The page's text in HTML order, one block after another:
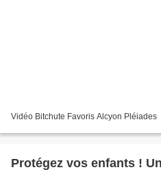
Vidéo Bitchute Favoris Alcyon Pléiades
Protégez vos enfants !